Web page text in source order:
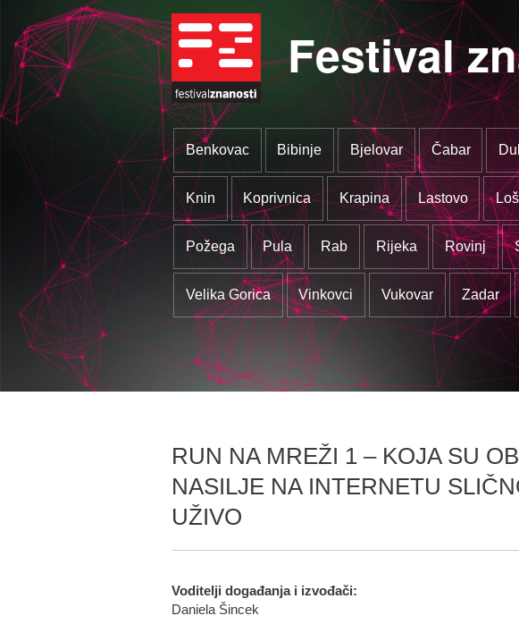
Festival
Benkovac Bibinje Bjelovar Čabar
Knin Koprivnica Krapina Lastovo
Požega Pula Rab Rijeka Rovinj
Velika Gorica Vinkovci Vukovar Zadar
RUN NA MREŽI 1 – KOJA SU
NASILJE NA INTERNETU
UŽIVO
Voditelji događanja i izvođači:
Daniela Šincek